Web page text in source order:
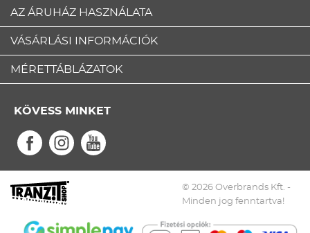
AZ ÁRUHÁZ HASZNÁLATA
VÁSÁRLÁSI INFORMÁCIÓK
MÉRETTÁBLÁZATOK
KÖVESS MINKET
© 2026 Overbrands Kft. -
Minden jog fenntartva!